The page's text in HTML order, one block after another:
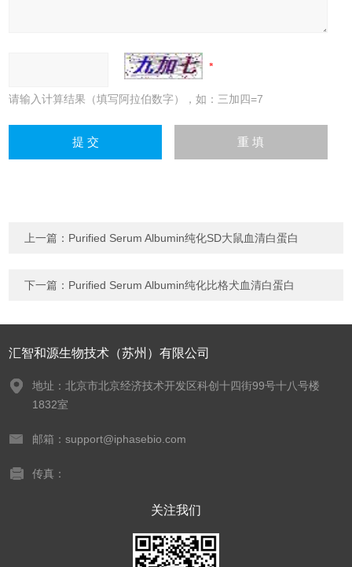
请输入计算结果（填写阿拉伯数字），如：三加四=7
上一篇： Purified Serum Albumin纯化SD大鼠血清白蛋白
下一篇： Purified Serum Albumin纯化比格犬血清白蛋白
汇智和源生物技术（苏州）有限公司
地址：北京市北京经济技术开发区科创十四街99号十八号楼
1832室
邮箱：support@iphasebio.com
传真：
关注我们